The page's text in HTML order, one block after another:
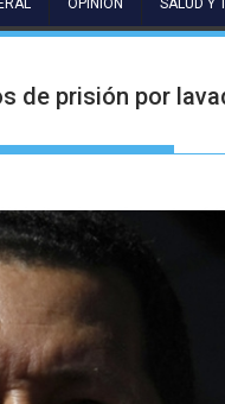
de prisión por